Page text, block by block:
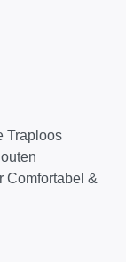
Traploos
Comfortabel &